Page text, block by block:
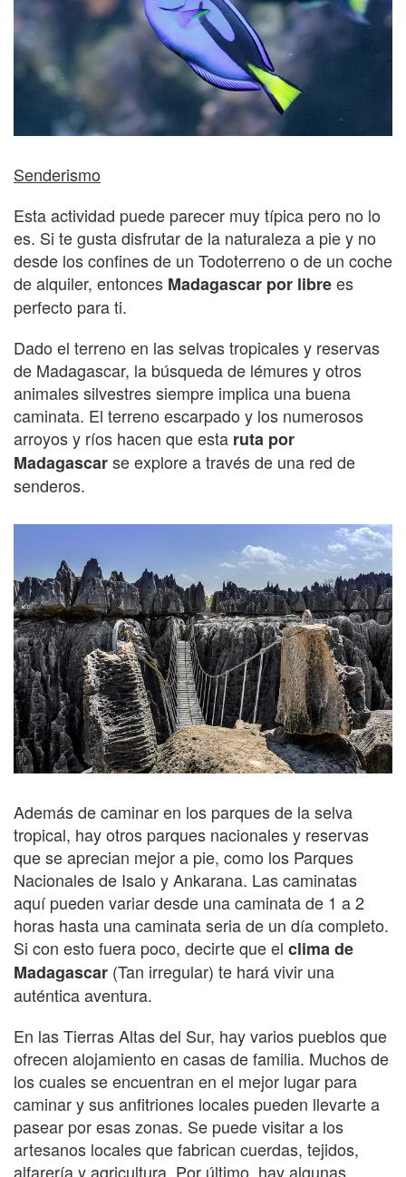
Senderismo
Esta actividad puede parecer muy típica pero no lo
es. Si te gusta disfrutar de la naturaleza a pie y no
desde los confines de un Todoterreno o de un coche
de alquiler, entonces Madagascar por librees
perfecto para ti.
Dado el terreno en las selvas tropicales y reservas
de Madagascar, la búsqueda de lémures y otros
animales silvestres siempre implica una buena
caminata. El terreno escarpado y los numerosos
arroyos y ríos hacen que esta ruta por
Madagascarse explore a través de una red de
senderos.
Además de caminar en los parques de la selva
tropical, hay otros parques nacionales y reservas
que se aprecian mejor a pie, como los Parques
Nacionales de Isalo y Ankarana. Las caminatas
aquí pueden variar desde una caminata de 1 a 2
horas hasta una caminata seria de un día completo.
Si con esto fuera poco, decirte que el clima de
Madagascar (Tan irregular) te hará vivir una
auténtica aventura.
En las Tierras Altas del Sur, hay varios pueblos que
ofrecen alojamiento en casas de familia. Muchos de
los cuales se encuentran en el mejor lugar para
caminar y sus anfitriones locales pueden llevarte a
pasear por esas zonas. Se puede visitar a los
artesanos locales que fabrican cuerdas, tejidos,
alfarería y agricultura. Por último, hay algunas